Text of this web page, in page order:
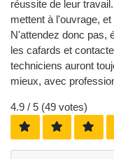
réussite de leur
mettent à l'ouvrage,
N'attendez donc pas,
les cafards et
techniciens auront
mieux, avec
4.9 / 5 (49 votes)